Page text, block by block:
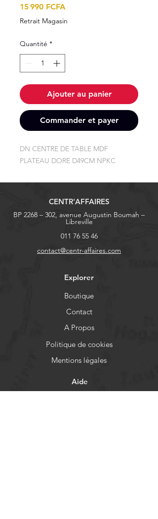
15 990 FCFA
Retrait Magasin
Quantité *
Ajouter au panier
Commander et payer
DN CENTRE DE TABLE MDF
PLATEAU DORE D49CM NPKC
CENTR'AFFAIRES
BP 2268 – 302, avenue Augustin Boumah –
Libreville
011 76 55 46
contact@centr-affaires.com
Explorer
Boutique
Contact
A Propos
Politique de cookies
Mentions légales
Aide